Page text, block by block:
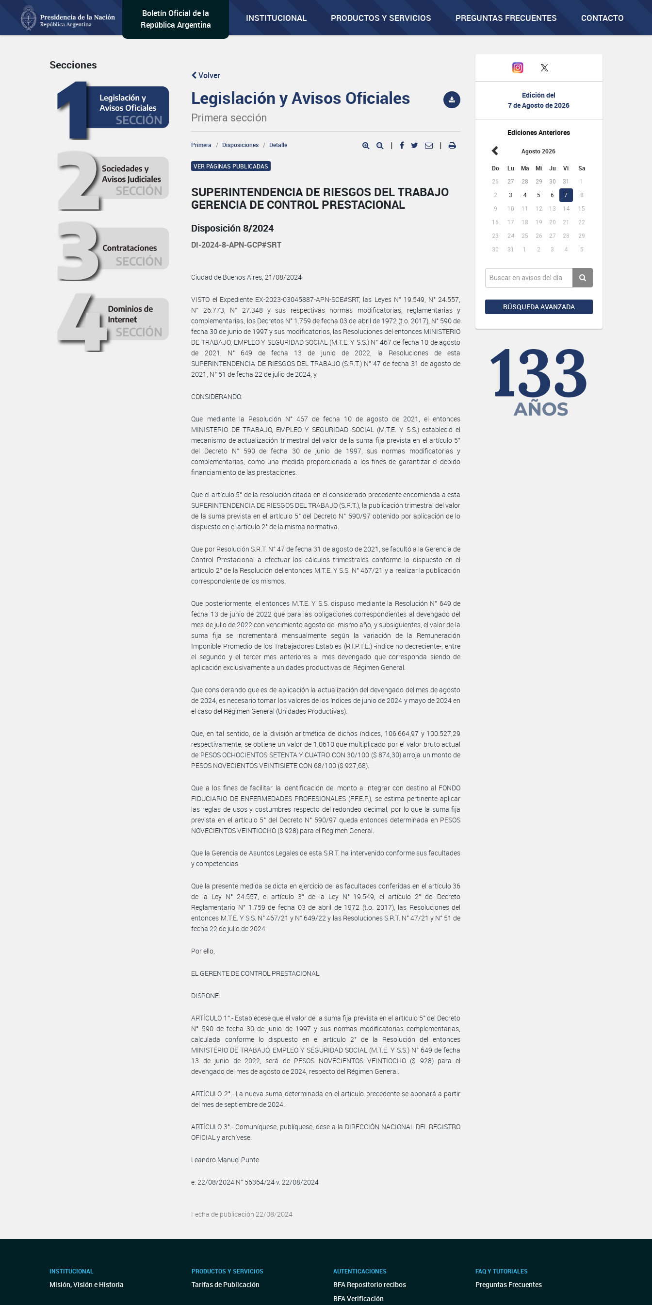
Boletín Oficial de la
República Argentina
INSTITUCIONAL PRODUCTOS Y SERVICIOS PREGUNTAS FRECUENTES CONTACTO
Edición del
7 de Agosto de 2026
Ediciones Anteriores
Agosto 2026
Do Lu Ma Mi Ju Vi Sa
26 27 28 29 30 31
1
2
3 4 5 6 7
8
9
10 11 12 13 14
15
16
17 18 19 20 21
22
23
24 25 26 27 28
29
30
31 1 2 3 4 5
BÚSQUEDA AVANZADA
Secciones
Volver
Legislación y Avisos Oficiales
Primera sección
Primera Disposiciones Detalle | |
VER PÁGINAS PUBLICADAS
SUPERINTENDENCIA DE RIESGOS DEL TRABAJO
GERENCIA DE CONTROL PRESTACIONAL
Disposición 8/2024
DI-2024-8-APN-GCP#SRT
Ciudad de Buenos Aires, 21/08/2024
VISTO el Expediente EX-2023-03045887-APN-SCE#SRT, las Leyes N° 19.549, N° 24.557,
N° 26.773, N° 27.348 y sus respectivas normas modificatorias, reglamentarias y
complementarias, los Decretos N° 1.759 de fecha 03 de abril de 1972 (t.o. 2017), N° 590 de
fecha 30 de junio de 1997 y sus modificatorios, las Resoluciones del entonces MINISTERIO
DE TRABAJO, EMPLEO Y SEGURIDAD SOCIAL (M.T.E. Y S.S.) N° 467 de fecha 10 de agosto
de 2021, N° 649 de fecha 13 de junio de 2022, la Resoluciones de esta
SUPERINTENDENCIA DE RIESGOS DEL TRABAJO (S.R.T.) N° 47 de fecha 31 de agosto de
2021, N° 51 de fecha 22 de julio de 2024, y
CONSIDERANDO:
Que mediante la Resolución N° 467 de fecha 10 de agosto de 2021, el entonces
MINISTERIO DE TRABAJO, EMPLEO Y SEGURIDAD SOCIAL (M.T.E. Y S.S.) estableció el
mecanismo de actualización trimestral del valor de la suma fija prevista en el artículo 5°
del Decreto N° 590 de fecha 30 de junio de 1997, sus normas modificatorias y
complementarias, como una medida proporcionada a los fines de garantizar el debido
financiamiento de las prestaciones.
Que el artículo 5° de la resolución citada en el considerado precedente encomienda a esta
SUPERINTENDENCIA DE RIESGOS DEL TRABAJO (S.R.T.), la publicación trimestral del valor
de la suma prevista en el artículo 5° del Decreto N° 590/97 obtenido por aplicación de lo
dispuesto en el artículo 2° de la misma normativa.
Que por Resolución S.R.T. N° 47 de fecha 31 de agosto de 2021, se facultó a la Gerencia de
Control Prestacional a efectuar los cálculos trimestrales conforme lo dispuesto en el
artículo 2° de la Resolución del entonces M.T.E. Y S.S. N° 467/21 y a realizar la publicación
correspondiente de los mismos.
Que posteriormente, el entonces M.T.E. Y S.S. dispuso mediante la Resolución N° 649 de
fecha 13 de junio de 2022 que para las obligaciones correspondientes al devengado del
mes de julio de 2022 con vencimiento agosto del mismo año, y subsiguientes, el valor de la
suma fija se incrementará mensualmente según la variación de la Remuneración
Imponible Promedio de los Trabajadores Estables (R.I.P.T.E.) -indice no decreciente-, entre
el segundo y el tercer mes anteriores al mes devengado que corresponda siendo de
aplicación exclusivamente a unidades productivas del Régimen General.
Que considerando que es de aplicación la actualización del devengado del mes de agosto
de 2024, es necesario tomar los valores de los índices de junio de 2024 y mayo de 2024 en
el caso del Régimen General (Unidades Productivas).
Que, en tal sentido, de la división aritmética de dichos índices, 106.664,97 y 100.527,29
respectivamente, se obtiene un valor de 1,0610 que multiplicado por el valor bruto actual
de PESOS OCHOCIENTOS SETENTA Y CUATRO CON 30/100 ($ 874,30) arroja un monto de
PESOS NOVECIENTOS VEINTISIETE CON 68/100 ($ 927,68).
Que a los fines de facilitar la identificación del monto a integrar con destino al FONDO
FIDUCIARIO DE ENFERMEDADES PROFESIONALES (F.F.E.P.), se estima pertinente aplicar
las reglas de usos y costumbres respecto del redondeo decimal, por lo que la suma fija
prevista en el artículo 5° del Decreto N° 590/97 queda entonces determinada en PESOS
NOVECIENTOS VEINTIOCHO ($ 928) para el Régimen General.
Que la Gerencia de Asuntos Legales de esta S.R.T. ha intervenido conforme sus facultades
y competencias.
Que la presente medida se dicta en ejercicio de las facultades conferidas en el artículo 36
de la Ley N° 24.557, el artículo 3° de la Ley N° 19.549, el artículo 2° del Decreto
Reglamentario N° 1.759 de fecha 03 de abril de 1972 (t.o. 2017), las Resoluciones del
entonces M.T.E. Y S.S. N° 467/21 y N° 649/22 y las Resoluciones S.R.T. N° 47/21 y N° 51 de
fecha 22 de julio de 2024.
Por ello,
EL GERENTE DE CONTROL PRESTACIONAL
DISPONE:
ARTÍCULO 1°.- Establécese que el valor de la suma fija prevista en el artículo 5° del Decreto
N° 590 de fecha 30 de junio de 1997 y sus normas modificatorias complementarias,
calculada conforme lo dispuesto en el artículo 2° de la Resolución del entonces
MINISTERIO DE TRABAJO, EMPLEO Y SEGURIDAD SOCIAL (M.T.E. Y S.S.) N° 649 de fecha
13 de junio de 2022, será de PESOS NOVECIENTOS VEINTIOCHO ($ 928) para el
devengado del mes de agosto de 2024, respecto del Régimen General.
ARTÍCULO 2°.- La nueva suma determinada en el artículo precedente se abonará a partir
del mes de septiembre de 2024.
ARTÍCULO 3°.- Comuníquese, publíquese, dese a la DIRECCIÓN NACIONAL DEL REGISTRO
OFICIAL y archívese.
Leandro Manuel Punte
e. 22/08/2024 N° 56364/24 v. 22/08/2024
Fecha de publicación 22/08/2024
INSTITUCIONAL
Misión, Visión e Historia
PRODUCTOS Y SERVICIOS
Tarifas de Publicación
AUTENTICACIONES
BFA Repositorio recibos
BFA Verificación
FAQ Y TUTORIALES
Preguntas Frecuentes